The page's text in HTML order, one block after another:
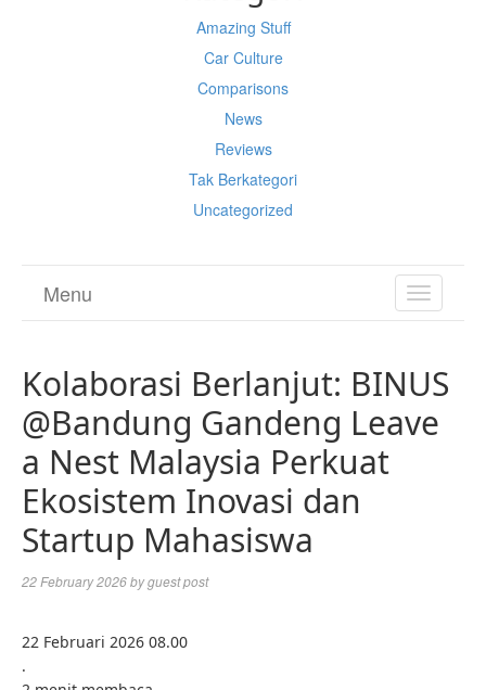
Amazing Stuff
Car Culture
Comparisons
News
Reviews
Tak Berkategori
Uncategorized
TOGGLE
Menu
Kolaborasi Berlanjut: BINUS
@Bandung Gandeng Leave
a Nest Malaysia Perkuat
Ekosistem Inovasi dan
Startup Mahasiswa
22 February 2026byguest post
22 Februari 2026 08.00
.